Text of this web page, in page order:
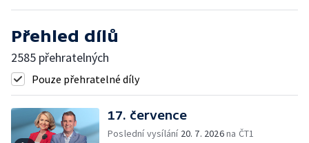
Přehled dílů
2585 přehratelných
Pouze přehratelné díly
17. července
Poslední vysílání 20. 7. 2026na ČT1